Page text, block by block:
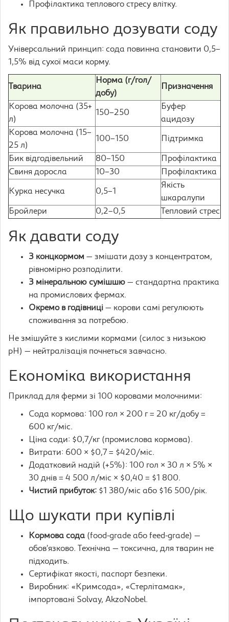
Профілактика теплового стресу влітку.
Як правильно дозувати соду
Універсальний принцип: сода повинна становити 0,5–
1,5% від сухої маси корму.
Тварина
Норма (г/гол/
добу)
Призначення
Корова молочна (35+
л)
150–250
Буфер
ацидозу
Корова молочна (15–
25 л)
100–150 Підтримка
Бик відгодівельний 80–150
Профілактика
Свиня доросла
10–30 Профілактика
Курка несучка 0,5–1
Якість
шкаралупи
Бройлери
0,2–0,5 Тепловий стрес
Як давати соду
З концкормом — змішати дозу з концентратом,
рівномірно розподілити.
З мінеральною сумішшю — стандартна практика
на промислових фермах.
Окремо в годівниці — корови самі регулюють
споживання за потребою.
Не змішуйте з кислими кормами (силос з низькою
pH) — нейтралізація почнеться завчасно.
Економіка використання
Приклад для ферми зі 100 коровами молочними:
Сода кормова: 100 гол × 200 г = 20 кг/добу =
600 кг/міс.
Ціна соди: $0,7/кг (промислова кормова).
Витрати: 600 × $0,7 = $420/міс.
Додатковий надій (+5%): 100 гол × 30 л × 5% ×
30 днів = 4 500 л/міс × $0,40 = $1 800.
Чистий прибуток: $1 380/міс або $16 500/рік.
Що шукати при купівлі
Кормова сода (food-grade або feed-grade) —
обов’язково. Технічна — токсична, для тварин не
підходить.
Сертифікат якості, паспорт безпеки.
Виробник: «Кримсода», «Стерлітамак»,
імпортовані Solvay, AkzoNobel.